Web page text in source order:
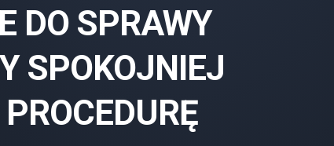
DO SPRAWY
SPOKOJNIEJ